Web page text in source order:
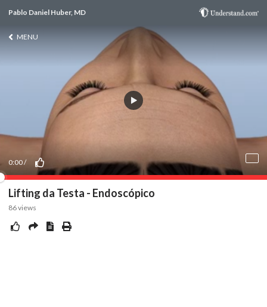
Pablo Daniel Huber, MD
MENU
0:00/
Lifting da Testa - Endoscópico
86views